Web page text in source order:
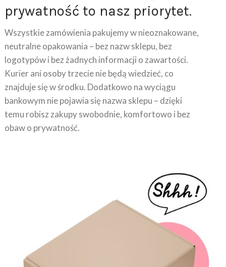
prywatność to nasz priorytet.
Wszystkie zamówienia pakujemy w nieoznakowane,
neutralne opakowania – bez nazw sklepu, bez
logotypów i bez żadnych informacji o zawartości.
Kurier ani osoby trzecie nie będą wiedzieć, co
znajduje się w środku. Dodatkowo na wyciągu
bankowym nie pojawia się nazwa sklepu – dzięki
temu robisz zakupy swobodnie, komfortowo i bez
obaw o prywatność.